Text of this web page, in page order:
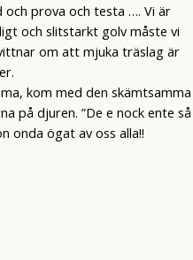
prova och testa …. Vi är
och slitstarkt golv måste vi
om att mjuka träslag är
kom med den skämtsamma
på djuren. ”De e nock ente så
onda ögat av oss alla!!